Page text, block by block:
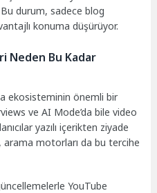
durum, sadece blog
konuma düşürüyor.
Neden Bu Kadar
ekosisteminin önemli bir
ve AI Mode’da bile video
yazılı içerikten ziyade
motorları da bu tercihe
YouTube